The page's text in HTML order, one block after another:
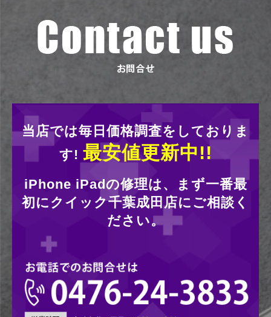
当店では毎日価格調査をしておりま
す! 最安値更新中!!
iPhone iPadの修理は、まず一番最
初にクイック千葉成田店にご相談く
ださい。